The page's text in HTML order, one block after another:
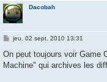
Dacobah
M
s
a
jeu. 02 sept. 2010 13:31
On peut toujours voir Game
Machine" qui archives les